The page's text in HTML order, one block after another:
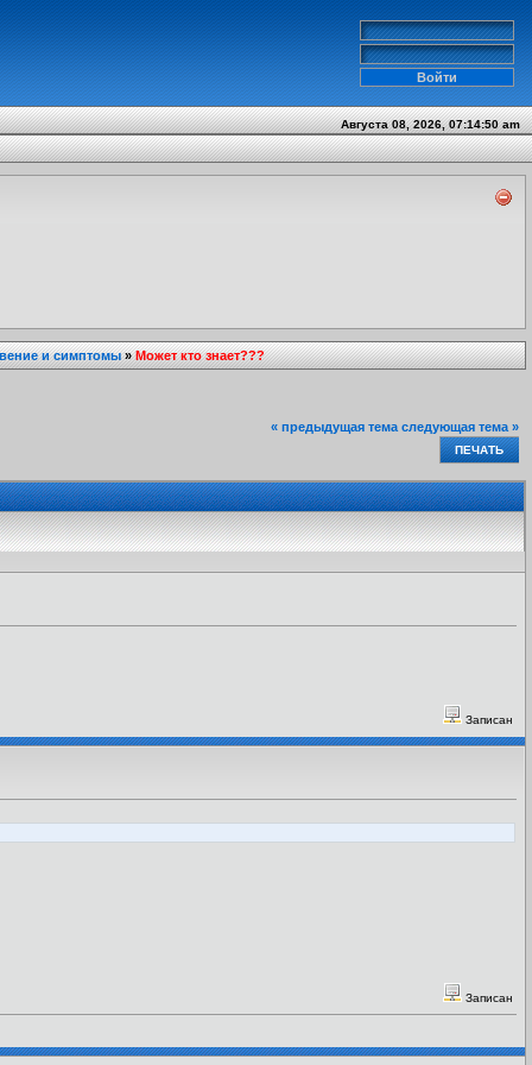
Августа 08, 2026, 07:14:50 am
и симптомы»Может кто знает???
« предыдущая тема следующая тема »
ПЕЧАТЬ
Записан
Записан